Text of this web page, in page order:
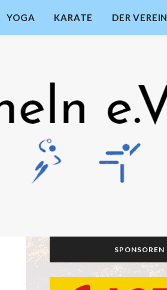
YOGA KARATE DER VEREIN
SPONSOREN